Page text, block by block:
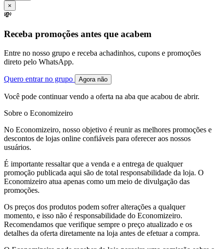
×
💸
Receba promoções antes que acabem
Entre no nosso grupo e receba achadinhos, cupons e promoções
direto pelo WhatsApp.
Quero entrar no grupo Agora não
Você pode continuar vendo a oferta na aba que acabou de abrir.
Sobre o Economizeiro
No Economizeiro, nosso objetivo é reunir as melhores promoções e
descontos de lojas online confiáveis para oferecer aos nossos
usuários.
É importante ressaltar que a venda e a entrega de qualquer
promoção publicada aqui são de total responsabilidade da loja. O
Economizeiro atua apenas como um meio de divulgação das
promoções.
Os preços dos produtos podem sofrer alterações a qualquer
momento, e isso não é responsabilidade do Economizeiro.
Recomendamos que verifique sempre o preço atualizado e os
detalhes da oferta diretamente na loja antes de efetuar a compra.